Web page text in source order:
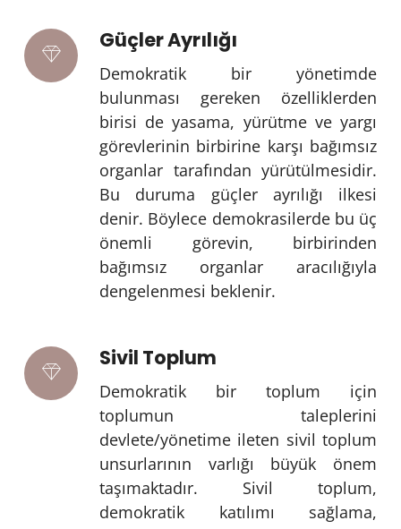
Güçler Ayrılığı
Demokratik bir yönetimde
bulunması gereken özelliklerden
birisi de yasama, yürütme ve yargı
görevlerinin birbirine karşı bağımsız
organlar tarafından yürütülmesidir.
Bu duruma güçler ayrılığı ilkesi
denir. Böylece demokrasilerde bu üç
önemli görevin, birbirinden
bağımsız organlar aracılığıyla
dengelenmesi beklenir.
Sivil Toplum
Demokratik bir toplum için
toplumun taleplerini
devlete/yönetime ileten sivil toplum
unsurlarının varlığı büyük önem
taşımaktadır. Sivil toplum,
demokratik katılımı sağlama,